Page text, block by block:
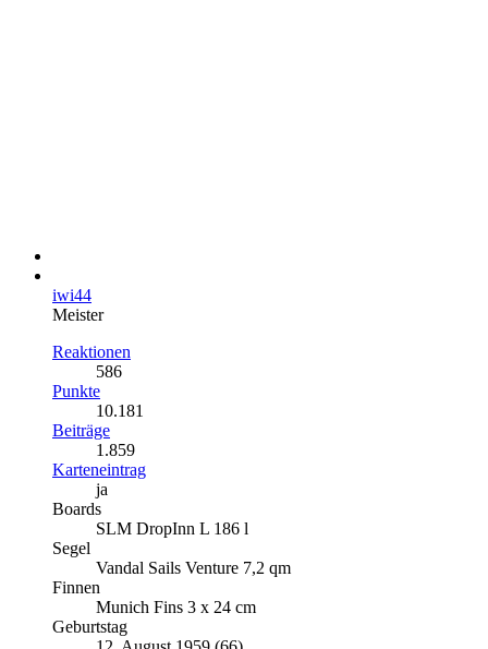
iwi44
Meister
Reaktionen
586
Punkte
10.181
Beiträge
1.859
Karteneintrag
ja
Boards
SLM DropInn L 186 l
Segel
Vandal Sails Venture 7,2 qm
Finnen
Munich Fins 3 x 24 cm
Geburtstag